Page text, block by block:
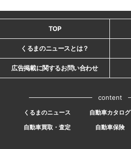
TOP
くるまのニュースとは？
広告掲載に関するお問い合わせ
content
くるまのニュース 自動車カタログ
自動車買取・査定
自動車保険